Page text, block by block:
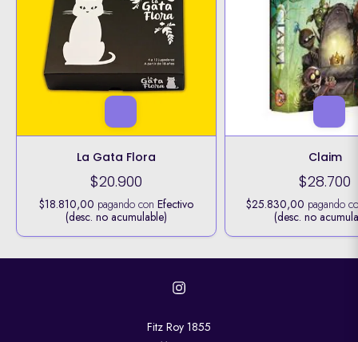
La Gata Flora
$20.900
$18.810,00 pagando conEfectivo
(desc. no acumulable)
Claim
$28.700
$25.830,00 pagando
(desc. no
Fitz Roy 1855